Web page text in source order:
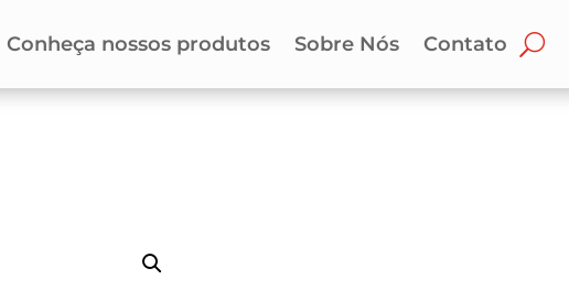
Conheça nossos produtos Sobre Nós Contato